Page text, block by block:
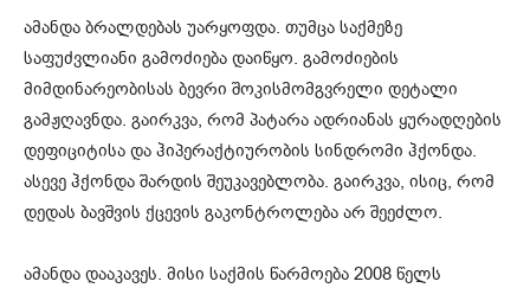
ამანდა ბრალდებას უარყოფდა. თუმცა საქმეზე
საფუძვლიანი გამოძიება დაიწყო. გამოძიების
მიმდინარეობისას ბევრი შოკისმომგვრელი დეტალი
გამჟღავნდა. გაირკვა, რომ პატარა ადრიანას ყურადღების
დეფიციტისა და ჰიპერაქტიურობის სინდრომი ჰქონდა.
ასევე ჰქონდა შარდის შეუკავებლობა. გაირკვა, ისიც, რომ
დედას ბავშვის ქცევის გაკონტროლება არ შეეძლო.
ამანდა დააკავეს. მისი საქმის წარმოება 2008 წელს